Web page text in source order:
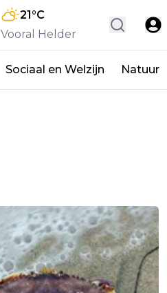
21°C
Vooral Helder
Sociaal en Welzijn Natuur